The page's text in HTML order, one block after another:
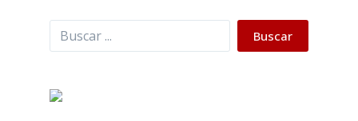
Buscar Buscar